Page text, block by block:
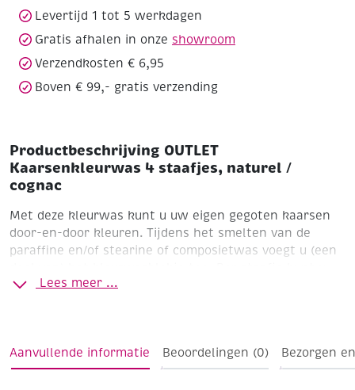
Levertijd 1 tot 5 werkdagen
Gratis afhalen in onze showroom
Verzendkosten € 6,95
Boven € 99,- gratis verzending
Productbeschrijving OUTLET
Kaarsenkleurwas 4 staafjes, naturel /
cognac
Met deze kleurwas kunt u uw eigen gegoten kaarsen
door-en-door kleuren. Tijdens het smelten van de
paraffine en/of stearine of composietwas voegt u (een
ca. 500 gram was kleuren. De uiteindelijke
Verpakt per 4 staafjes (voor het kleuren van ca. 2000
gram was)
Lees meer ...
Aanvullende informatie Beoordelingen (0) Bezorgen